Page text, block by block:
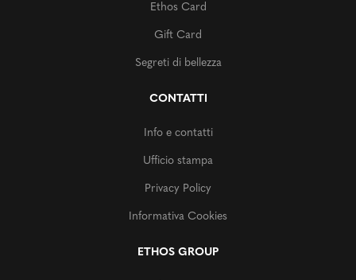
Ethos Card
Gift Card
Segreti di bellezza
CONTATTI
Info e contatti
Ufficio stampa
Privacy Policy
Informativa Cookies
ETHOS GROUP